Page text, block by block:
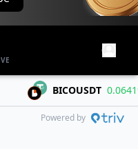
BICOUSDT 0.06419
Powered by